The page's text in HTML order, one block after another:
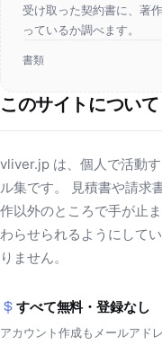
受け取った契約書に、著
っているか調べます。
書類
このサイトについて
vliver.jp は、個人で活動
ル集です。 見積書や請求
作以外のところで手が止
わらせられるようにして
りません。
すべて無料・登録なし
アカウント作成もメールアド